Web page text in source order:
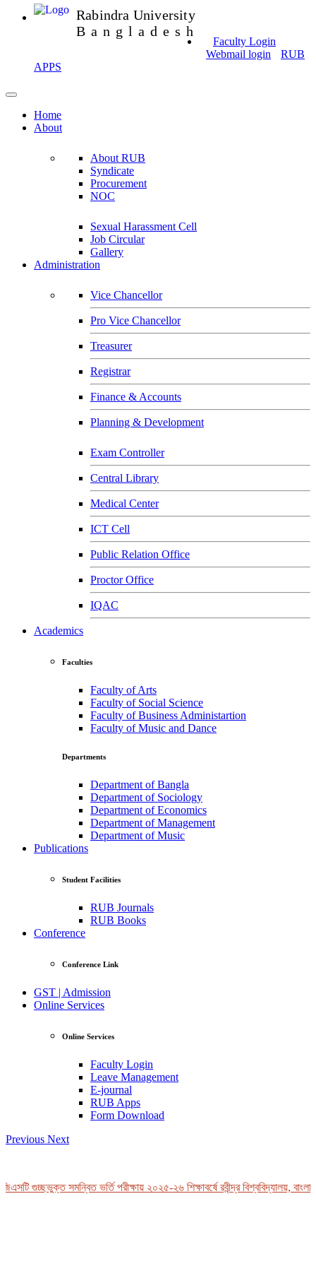
Rabindra University
Bangladesh
Faculty Login
Webmail login
RUB
APPS
Home
About
About RUB
Syndicate
Procurement
NOC
Sexual Harassment Cell
Job Circular
Gallery
Administration
Vice Chancellor
Pro Vice Chancellor
Treasurer
Registrar
Finance & Accounts
Planning & Development
Exam Controller
Central Library
Medical Center
ICT Cell
Public Relation Office
Proctor Office
IQAC
Academics
Faculties
Faculty of Arts
Faculty of Social Science
Faculty of Business Administartion
Faculty of Music and Dance
Departments
Department of Bangla
Department of Sociology
Department of Economics
Department of Management
Department of Music
Publications
Student Facilities
RUB Journals
RUB Books
Conference
Conference Link
GST | Admission
Online Services
Online Services
Faculty Login
Leave Management
E-journal
RUB Apps
Form Download
Previous Next
গুচ্ছভুক্ত সমন্বিত ভর্তি পরীক্ষায় ২০২৫-২৬ শিক্ষাবর্ষে রবীন্দ্র বিশ্ববিদ্যালয়,